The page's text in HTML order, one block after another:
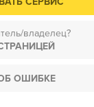
владелец?
ОШИБКЕ